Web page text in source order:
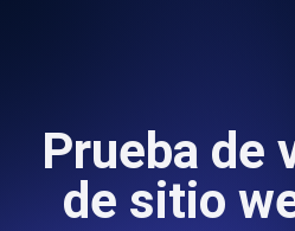
Prueba de
de sitio